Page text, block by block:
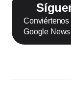
Conviértenos
Google News